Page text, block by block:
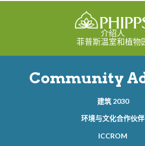
介绍人
菲普斯温室和植物
Community
建筑 2030
环境与文化合作伙伴
ICCROM